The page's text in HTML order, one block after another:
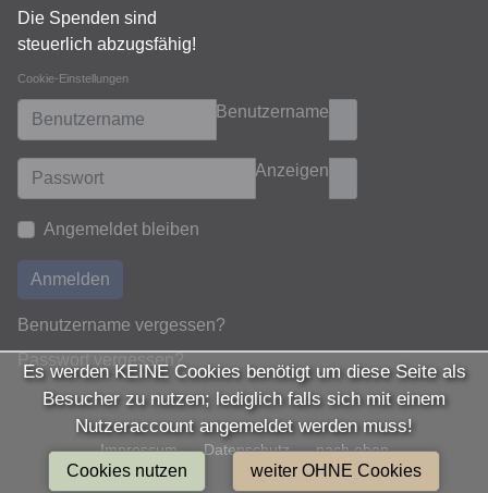
Die Spenden sind
steuerlich abzugsfähig!
Cookie-Einstellungen
Benutzername
Anzeigen
Angemeldet bleiben
Anmelden
Benutzername vergessen?
Passwort vergessen?
Impressum Datenschutz nach oben
Es werden KEINE Cookies benötigt um diese Seite als
Besucher zu nutzen; lediglich falls sich mit einem
Nutzeraccount angemeldet werden muss!
Cookies nutzen weiter OHNE Cookies